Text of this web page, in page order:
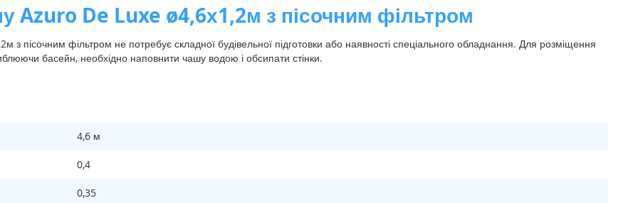
Azuro De Luxe ø4,6х1,2м з пісочним фільтром
пісочним фільтром не потребує складної будівельної підготовки або наявності спеціального обладнання. Для розміщення
басейн, необхідно наповнити чашу водою і обсипати стінки.
4,6 м
0,4
0,35